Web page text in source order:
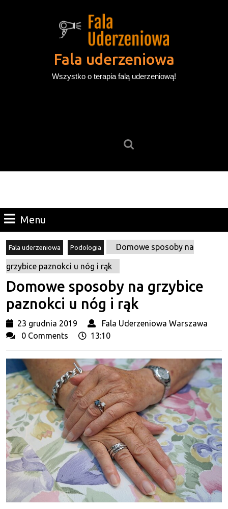
Fala uderzeniowa
Wszystko o terapia falą uderzeniową!
Menu
Fala uderzeniowa Podologia Domowe sposoby na
grzybice paznokci u nóg i rąk
Domowe sposoby na grzybice
paznokci u nóg i rąk
23 grudnia 2019
23
grudnia
Fala Uderzeniowa Warszawa
0 Comments 13:10